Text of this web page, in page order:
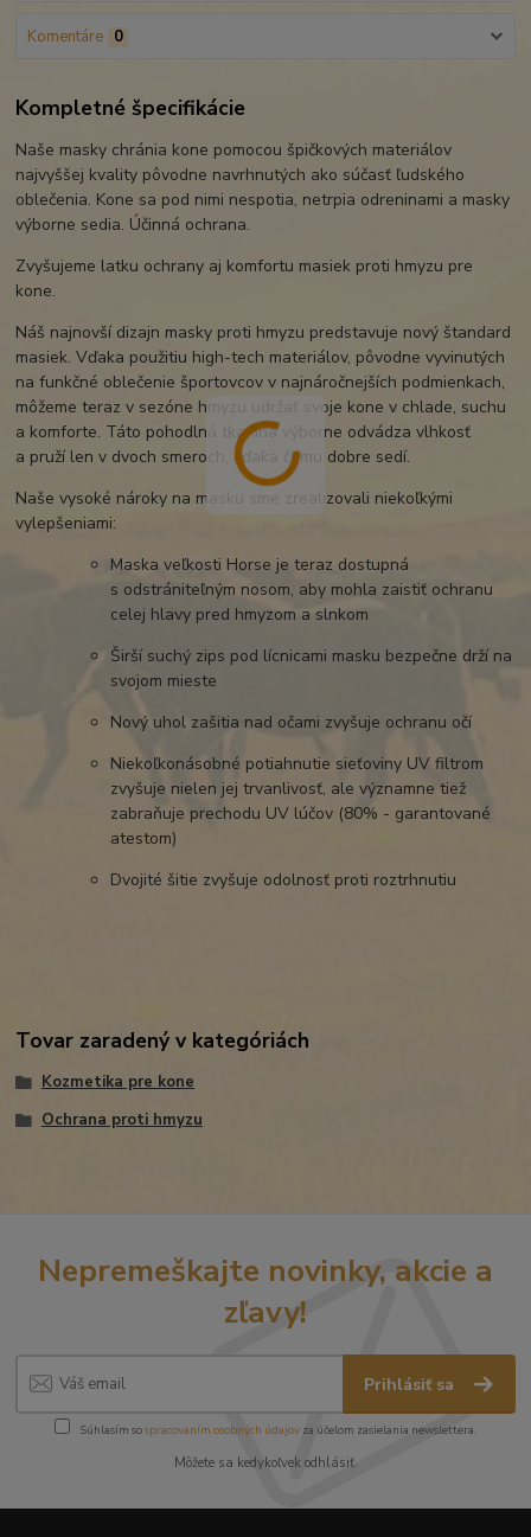
Komentáre 0
Kompletné špecifikácie
Naše masky chránia kone pomocou špičkových materiálov
najvyššej kvality pôvodne navrhnutých ako súčasť ľudského
oblečenia. Kone sa pod nimi nespotia, netrpia odreninami a masky
výborne sedia. Účinná ochrana.
Zvyšujeme latku ochrany aj komfortu masiek proti hmyzu pre
kone.
Náš najnovší dizajn masky proti hmyzu predstavuje nový štandard
masiek. Vďaka použitiu high-tech materiálov, pôvodne vyvinutých
na funkčné oblečenie športovcov v najnáročnejších podmienkach,
môžeme teraz v sezóne hmyzu udržať svoje kone v chlade, suchu
a komforte. Táto pohodlná tkanina výborne odvádza vlhkosť
a pruží len v dvoch smeroch, vďaka čomu dobre sedí.
Naše vysoké nároky na masku sme zrealizovali niekoľkými
vylepšeniami:
Maska veľkosti Horse je teraz dostupná
s odstrániteľným nosom, aby mohla zaistiť ochranu
celej hlavy pred hmyzom a slnkom
Širší suchý zips pod lícnicami masku bezpečne drží na
svojom mieste
Nový uhol zašitia nad očami zvyšuje ochranu očí
Niekoľkonásobné potiahnutie sieťoviny UV filtrom
zvyšuje nielen jej trvanlivosť, ale významne tiež
zabraňuje prechodu UV lúčov (80% - garantované
atestom)
Dvojité šitie zvyšuje odolnosť proti roztrhnutiu
Tovar zaradený v kategóriách
Kozmetika pre kone
Ochrana proti hmyzu
Nepremeškajte novinky, akcie a
zľavy!
Prihlásiť sa
Súhlasím sospracovaním osobných údajov za účelom zasielania newslettera.
Môžete sa kedykoľvek odhlásiť.